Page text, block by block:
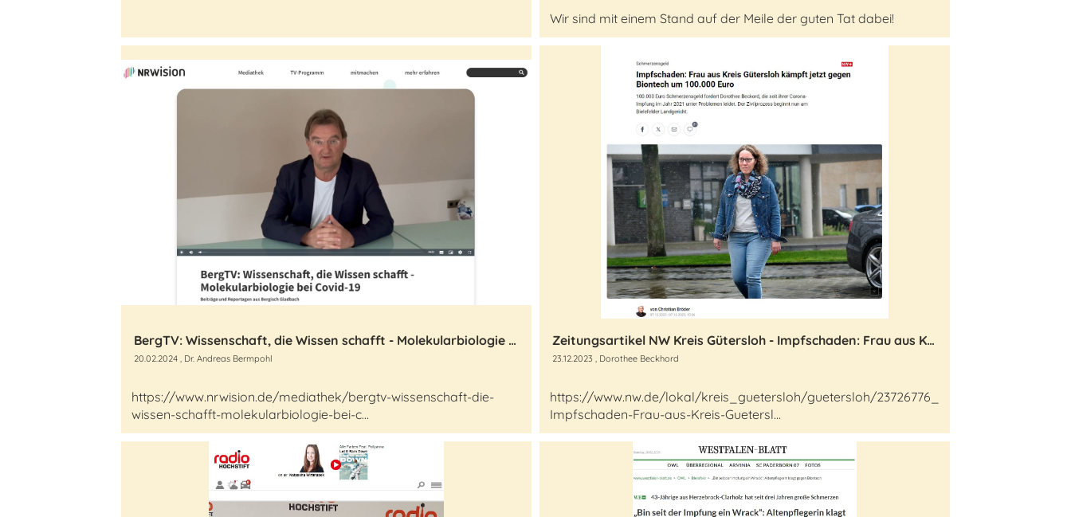
Wir sind mit einem Stand auf der Meile der guten Tat dabei!
BergTV: Wissenschaft, die Wissen schafft - Molekularbiologie bei Covid-19
20.02.2024 , Dr. Andreas Bermpohl
https://www.nrwision.de/mediathek/bergtv-wissenschaft-die-
wissen-schafft-molekularbiologie-bei-c...
Zeitungsartikel NW Kreis Gütersloh - Impfschaden: Frau aus Kreis Gütersloh kämpft jetzt gegen Biontech um 100.000 Euro
23.12.2023 , Dorothee Beckhord
https://www.nw.de/lokal/kreis_guetersloh/guetersloh/23726776_
Impfschaden-Frau-aus-Kreis-Guetersl...